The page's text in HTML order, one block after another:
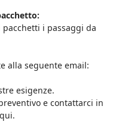
i passaggi da
alla seguente email:
esigenze.
e contattarci in